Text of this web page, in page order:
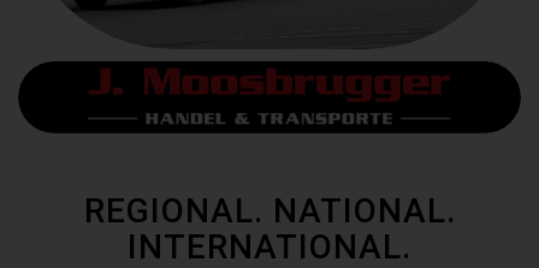
REGIONAL. NATIONAL.
INTERNATIONAL.